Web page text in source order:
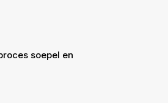
soepel en